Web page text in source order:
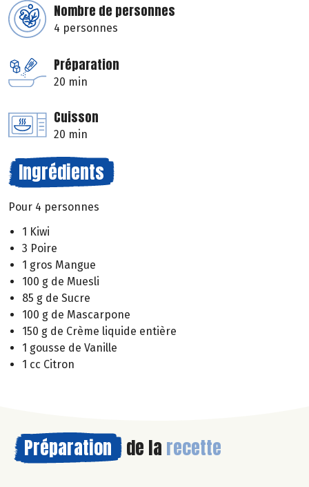
Nombre de personnes
4 personnes
Préparation
20 min
Cuisson
20 min
Ingrédients
Pour 4 personnes
1 Kiwi
3 Poire
1 gros Mangue
100 g de Muesli
85 g de Sucre
100 g de Mascarpone
150 g de Crème liquide entière
1 gousse de Vanille
1 cc Citron
Préparation de la recette